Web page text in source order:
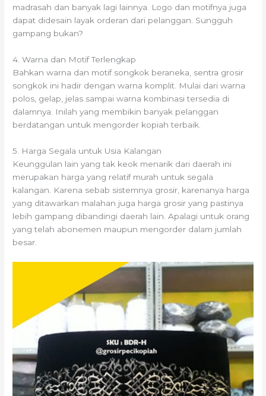
madrasah dan banyak lagi lainnya. Logo dan motifnya juga
dapat didesain layak orderan dari pelanggan. Sungguh
gampang bukan?
4. Warna dan Motif Terlengkap
Bahkan warna dan motif songkok beraneka, sentra grosir
songkok ini hadir dengan warna komplit. Mulai dari warna
polos, gelap, jelas sampai warna kombinasi tersedia di
dalamnya. Inilah yang membikin banyak pelanggan
berdatangan untuk mengorder kopiah terbaik.
5. Harga Segala untuk Usia Kalangan
Keunggulan lain yang tak keok menarik dari daerah ini
merupakan harga yang relatif murah untuk segala
kalangan. Karena sebab sistemnya grosir, karenanya harga
yang ditawarkan malahan juga harga grosir yang pastinya
lebih gampang dibandingi daerah lain. Apalagi untuk orang
yang telah abonemen maupun mengorder dalam jumlah
besar.